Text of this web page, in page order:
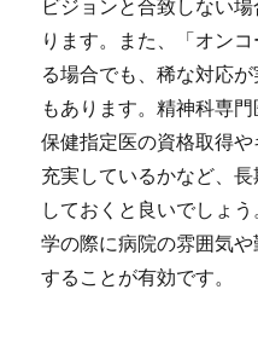
ビジョンと合致しない
ります。また、「オン
る場合でも、稀な対応
もあります。精神科専
保健指定医の資格取得
充実しているかなど、
しておくと良いでしょ
学の際に病院の雰囲気
することが有効です。